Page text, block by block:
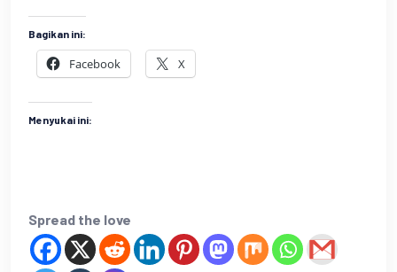
Bagikan ini:
Facebook X
Menyukai ini:
Spread the love